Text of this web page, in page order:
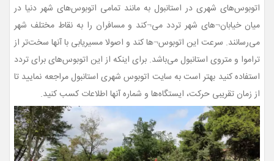
اتوبوس‌های شهری در استانبول به مانند تمامی اتوبوس‌های شهر دنیا در
میان خیابان¬های شهر تردد می¬کند و مسافران را به نقاط مختلف شهر
می‌رسانند. سرعت این اتوبوس¬ها کند و اصولا مسیریابی با آنها سخت‌تر از
تراموا و متروی استانبول می‌باشد. برای اینکه از این اتوبوس‌های برای تردد
استفاده کنید بهتر است به سایت اتوبوس شهری استانبول مراجعه نمایید تا
از زمان تقریبی حرکت، ایستگاه‌ها و شماره آنها اطلاعات کسب کنید.